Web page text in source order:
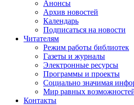
Анонсы
Архив новостей
Календарь
Подписаться на новости
Читателям
Режим работы библиотек
Газеты и журналы
Электронные ресурсы
Программы и проекты
Социально значимая
Мир равных
Контакты